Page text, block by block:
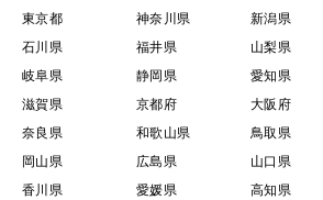
東京都
神奈川県 新潟県
石川県
福井県 山梨県
岐阜県
静岡県 愛知県
滋賀県
京都府 大阪府
奈良県
和歌山県 鳥取県
岡山県
広島県 山口県
香川県
愛媛県 高知県